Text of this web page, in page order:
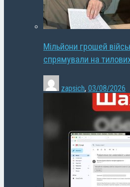
Мільйони грошей
спрямували на
zapsich, 03/08/2026